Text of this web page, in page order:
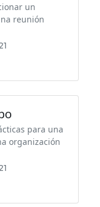
un
reunión
para una
organización